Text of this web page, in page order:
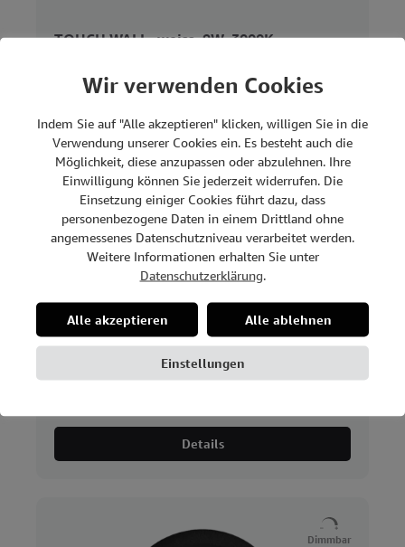
TOUCH WALL, weiss, 9W, 3000K,
Details
Dimmbar
NEO, schwarz, 10W, 2700K, Ø 90mm, ohne
Details
Dimmbar
Wir verwenden Cookies
Indem Sie auf "Alle akzeptieren" klicken, willigen Sie in die
Verwendung unserer Cookies ein. Es besteht auch die
Möglichkeit, diese anzupassen oder abzulehnen. Ihre
Einwilligung können Sie jederzeit widerrufen. Die
Einsetzung einiger Cookies führt dazu, dass
personenbezogene Daten in einem Drittland ohne
angemessenes Datenschutzniveau verarbeitet werden.
Weitere Informationen erhalten Sie unter
Datenschutzerklärung.
Alle akzeptieren Alle ablehnen
Einstellungen